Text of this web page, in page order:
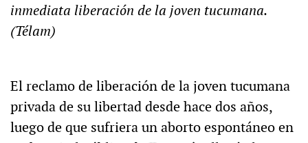
inmediata liberación de la joven tucumana.
(Télam)
El reclamo de liberación de la joven tucumana
privada de su libertad desde hace dos años,
luego de que sufriera un aborto espontáneo en